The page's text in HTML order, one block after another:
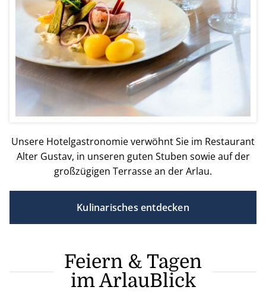
Unsere Hotelgastronomie verwöhnt Sie im Restaurant
Alter Gustav, in unseren guten Stuben sowie auf der
großzügigen Terrasse an der Arlau.
Kulinarisches entdecken
Feiern & Tagen
im ArlauBlick